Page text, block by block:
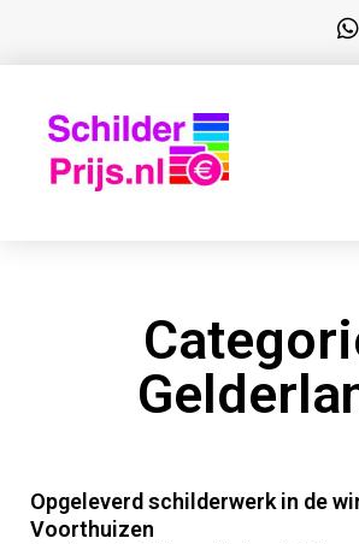
Opgeleverd schilderwerk in de
Voorthuizen